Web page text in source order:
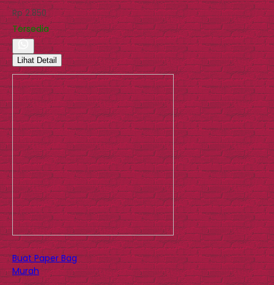
Rp 2.850
Tersedia
Lihat Detail
Buat Paper Bag
Murah